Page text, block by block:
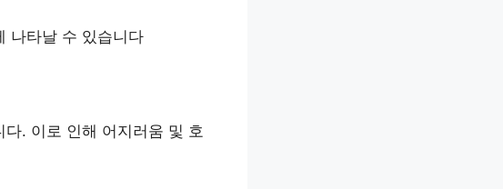
나타날 수 있습니다
. 이로 인해 어지러움 및 호